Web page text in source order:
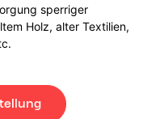
sperriger
Holz, alter Textilien,